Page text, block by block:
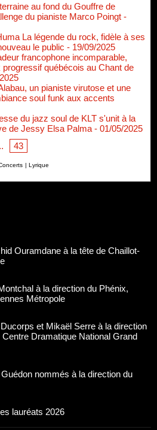
au fond du Gouffre de
du pianiste Marco Poingt -
La légende du rock, fidèle à ses
le public - 19/09/2025
francophone incomparable,
québécois au Chant de
un pianiste virutose et une
soul funk aux accents
du jazz soul de KLT s'unit à la
de Jessy Elsa Palma - 01/05/2025
43
| Lyrique
Ouramdane à la tête de Chaillot-
à la direction du Phénix,
Métropole
et Mikaël Serre à la direction
Dramatique National Grand
nommés à la direction du
lauréats 2026